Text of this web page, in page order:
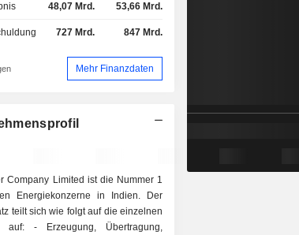
48,07 Mrd. 53,66 Mrd.
727 Mrd. 847 Mrd.
Mehr Finanzdaten
Company Limited ist die Nummer 1
Energiekonzerne in Indien. Der
teilt sich wie folgt auf die einzelnen
Übertragung,